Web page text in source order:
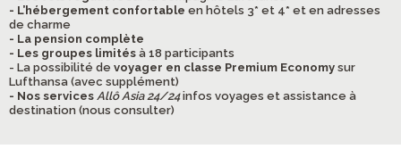
- L’hébergement confortable en hôtels 3* et 4* et en adresses
de charme
- La pension complète
- Les groupes limités à 18 participants
- La possibilité de voyager en classe Premium Economy sur
Lufthansa (avec supplément)
- Nos services Allô Asia 24/24infos voyages et assistance à
destination (nous consulter)